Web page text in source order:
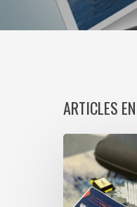
ARTICLES
Cent
Treize
décline